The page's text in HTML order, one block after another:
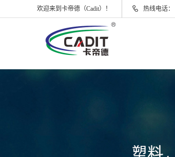
欢迎来到卡帝德（Cadit）！ 热线电话：